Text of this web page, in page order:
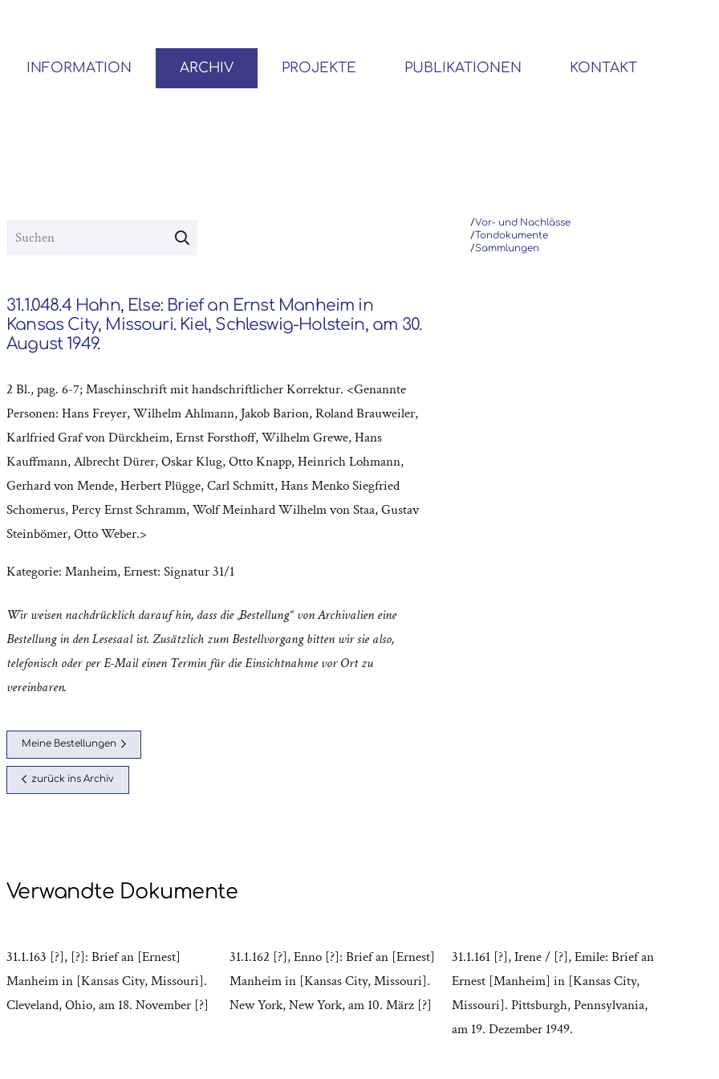
INFORMATION ARCHIV PROJEKTE PUBLIKATIONEN KONTAKT
/Vor- und Nachlässe
/Tondokumente
/Sammlungen
31.1.048.4 Hahn, Else: Brief an Ernst Manheim in
Kansas City, Missouri. Kiel, Schleswig-Holstein, am 30.
August 1949.
2 Bl., pag. 6-7; Maschinschrift mit handschriftlicher Korrektur. <Genannte
Personen: Hans Freyer, Wilhelm Ahlmann, Jakob Barion, Roland Brauweiler,
Karlfried Graf von Dürckheim, Ernst Forsthoff, Wilhelm Grewe, Hans
Kauffmann, Albrecht Dürer, Oskar Klug, Otto Knapp, Heinrich Lohmann,
Gerhard von Mende, Herbert Plügge, Carl Schmitt, Hans Menko Siegfried
Schomerus, Percy Ernst Schramm, Wolf Meinhard Wilhelm von Staa, Gustav
Steinbömer, Otto Weber.>
Kategorie: Manheim, Ernest: Signatur 31/1
Wir weisen nachdrücklich darauf hin, dass die „Bestellung“ von Archivalien eine
Bestellung in den Lesesaal ist. Zusätzlich zum Bestellvorgang bitten wir sie also,
telefonisch oder per E-Mail einen Termin für die Einsichtnahme vor Ort zu
vereinbaren.
Meine Bestellungen
zurück ins Archiv
Verwandte Dokumente
31.1.163 [?], [?]: Brief an [Ernest]
Manheim in [Kansas City, Missouri].
Cleveland, Ohio, am 18. November [?]
31.1.162 [?], Enno [?]: Brief an [Ernest]
Manheim in [Kansas City, Missouri].
New York, New York, am 10. März [?]
31.1.161 [?], Irene / [?], Emile: Brief an
Ernest [Manheim] in [Kansas City,
Missouri]. Pittsburgh, Pennsylvania,
am 19. Dezember 1949.